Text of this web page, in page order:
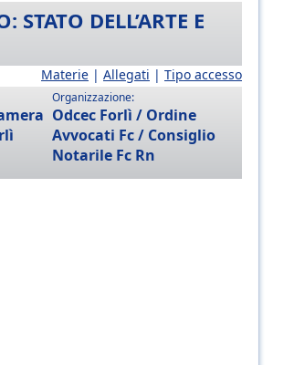
DELL’ARTE E
Materie | Allegati | Tipo accesso
Organizzazione:
Odcec Forlì / Ordine
Avvocati Fc / Consiglio
Notarile Fc Rn